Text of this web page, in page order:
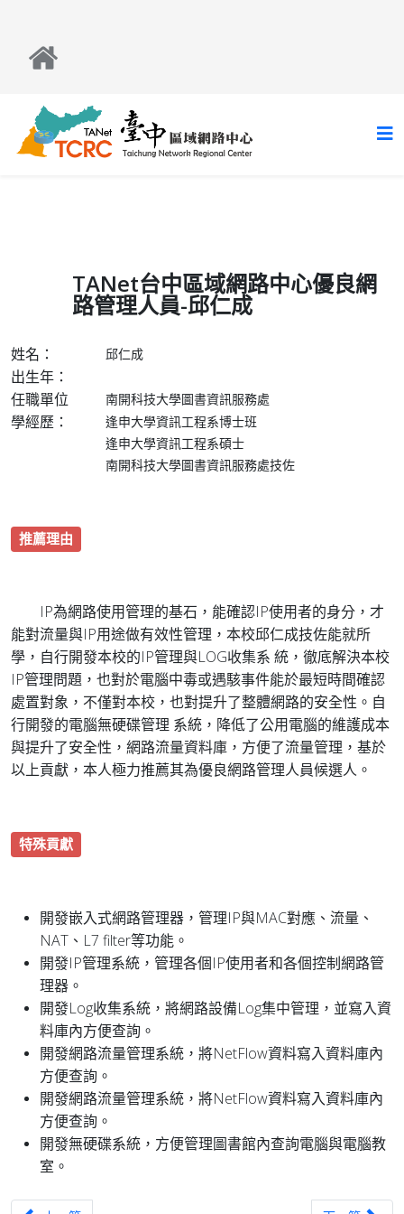
TANet台中區域網路中心優良網
路管理人員-邱仁成
姓名： 邱仁成
出生年：
任職單位
南開科技大學圖書資訊服務處
學經歷：
逢申大學資訊工程系博士班
逢申大學資訊工程系碩士
南開科技大學圖書資訊服務處技佐
推薦理由
IP為網路使用管理的基石，能確認IP使用者的身分，才
能對流量與IP用途做有效性管理，本校邱仁成技佐能就所
學，自行開發本校的IP管理與LOG收集系 統，徹底解決本校
IP管理問題，也對於電腦中毒或遇駭事件能於最短時間確認
處置對象，不僅對本校，也對提升了整體網路的安全性。自
行開發的電腦無硬碟管理 系統，降低了公用電腦的維護成本
與提升了安全性，網路流量資料庫，方便了流量管理，基於
以上貢獻，本人極力推薦其為優良網路管理人員候選人。
特殊貢獻
開發嵌入式網路管理器，管理IP與MAC對應、流量、
NAT、L7 filter等功能。
開發IP管理系統，管理各個IP使用者和各個控制網路管
理器。
開發Log收集系統，將網路設備Log集中管理，並寫入資
料庫內方便查詢。
開發網路流量管理系統，將NetFlow資料寫入資料庫內
方便查詢。
開發網路流量管理系統，將NetFlow資料寫入資料庫內
方便查詢。
開發無硬碟系統，方便管理圖書館內查詢電腦與電腦教
室。